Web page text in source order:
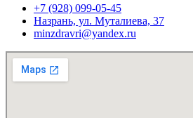
+7 (928) 099-05-45
Назрань, ул. Муталиева, 37
minzdravri@yandex.ru